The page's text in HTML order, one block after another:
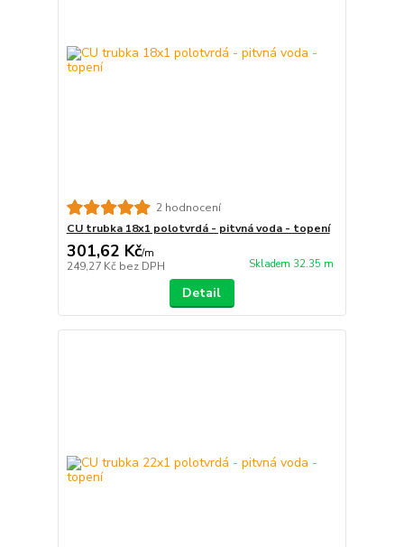
2 hodnocení
CU trubka 18x1 polotvrdá - pitvná voda - topení
301,62 Kč/m
249,27 Kč bez DPH Skladem 32.35 m
Detail